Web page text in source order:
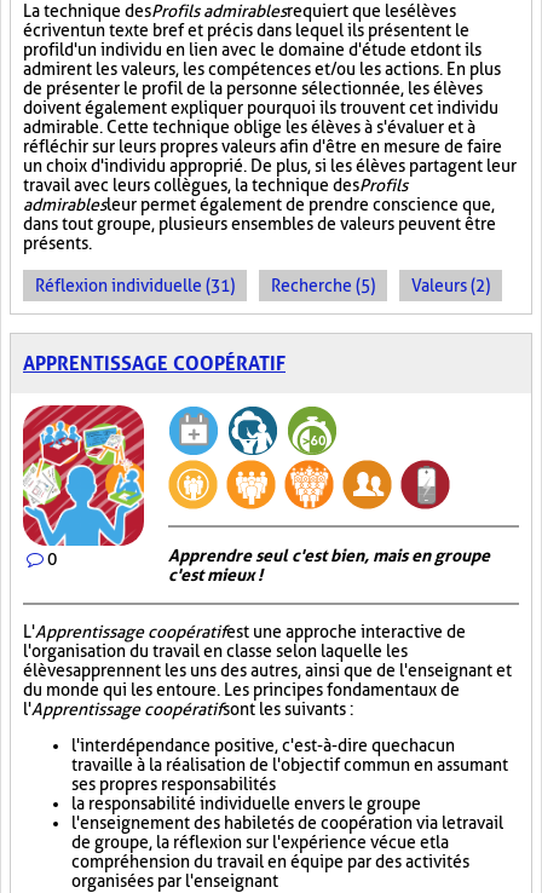
La technique desProfils admirablesrequiert que les élèves
écrivent un texte bref et précis dans lequel ils présentent le
profil d'un individu en lien avec le domaine d'étude et dont ils
admirent les valeurs, les compétences et/ou les actions. En plus
de présenter le profil de la personne sélectionnée, les élèves
doivent également expliquer pourquoi ils trouvent cet individu
admirable. Cette technique oblige les élèves à s'évaluer et à
réfléchir sur leurs propres valeurs afin d'être en mesure de faire
un choix d'individu approprié. De plus, si les élèves partagent leur
travail avec leurs collègues, la technique desProfils
admirablesleur permet également de prendre conscience que,
dans tout groupe, plusieurs ensembles de valeurs peuvent être
présents.
Réflexion individuelle (31) Recherche (5) Valeurs (2)
APPRENTISSAGE COOPÉRATIF
0
Apprendre seul c'est bien, mais en groupe
c'est mieux !
L'Apprentissage coopératifest une approche interactive de
l'organisation du travail en classe selon laquelle les
élèves apprennent les uns des autres, ainsi que de l'enseignant et
du monde qui les entoure. Les principes fondamentaux de
l'Apprentissage coopératifsont les suivants :
l'interdépendance positive, c'est-à-dire que chacun
travaille à la réalisation de l'objectif commun en assumant
ses propres responsabilités
la responsabilité individuelle envers le groupe
l'enseignement des habiletés de coopération via le travail
de groupe, la réflexion sur l'expérience vécue et la
compréhension du travail en équipe par des activités
organisées par l'enseignant